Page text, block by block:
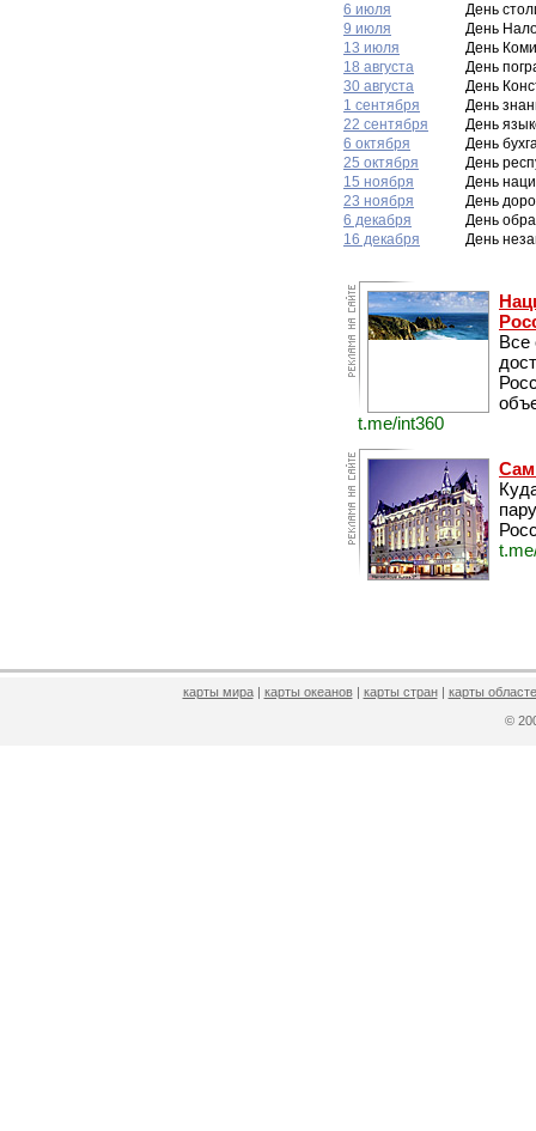
6 июля
День
9 июля
День
13 июля
День
18 августа
День
30 августа
День
1 сентября
День
22 сентября
День
6 октября
День
25 октября
День
15 ноября
День
23 ноября
День
6 декабря
День
16 декабря
День
Все
t.me/int360
карты мира| карты океанов| карты стран| карты
©